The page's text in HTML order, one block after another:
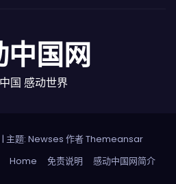
中国网
国 感动世界
| 主题: Newses 作者Themeansar
Home
免责说明 感动中国网简介